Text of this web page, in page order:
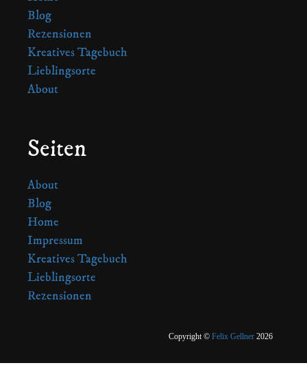
Blog
Rezensionen
Kreatives Tagebuch
Lieblingsorte
About
Seiten
About
Blog
Home
Impressum
Kreatives Tagebuch
Lieblingsorte
Rezensionen
Copyright © Felix Gellner 2026